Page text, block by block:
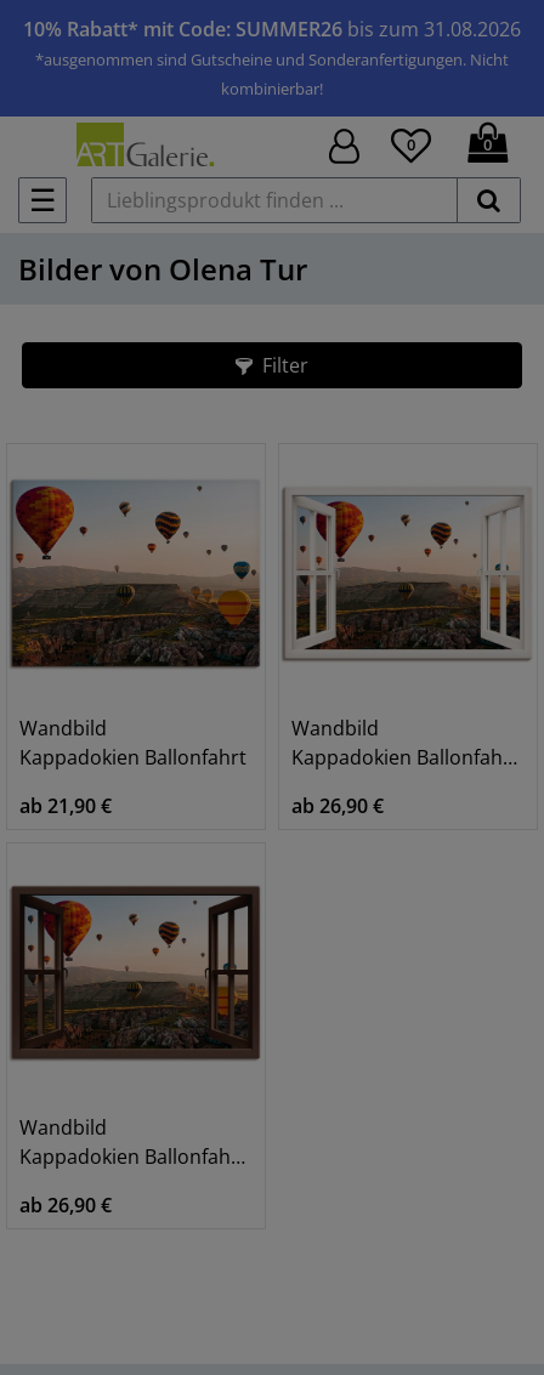
10% Rabatt* mit Code: SUMMER26 bis zum 31.08.2026
*ausgenommen sind Gutscheine und Sonderanfertigungen. Nicht
kombinierbar!
☰
0 0
Bilder von Olena Tur
Filter
Wandbild
Kappadokien Ballonfahrt
ab 21,90 €
Wandbild
Kappadokien Ballonfahrt, weiß
ab 26,90 €
Wandbild
Kappadokien Ballonfahrt, braun
ab 26,90 €